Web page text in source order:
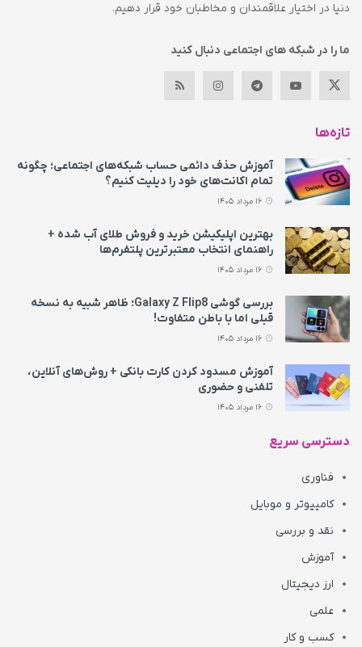
دنیا در اختیار علاقمندان و مخاطبان خود قرار دهیم.
ما را در شبکه های اجتماعی دنبال کنید
تازه‌ها
آموزش حذف دائمی حساب شبکه‌های اجتماعی؛ چگونه
تمام اکانت‌های خود را دیلیت کنیم؟
بهترین اپلیکیشن خرید و فروش طلای آب شده +
راهنمای انتخاب معتبرترین پلتفرم‌ها
بررسی گوشی Galaxy Z Flip8؛ ظاهر شبیه به نسخه
قبلی اما با باطن متفاوت!
آموزش مسدود کردن کارت بانکی + روش‌های آنلاین،
تلفنی و حضوری
دسترسی سریع
فناوری
کامپیوتر و موبایل
نقد و بررسی
آموزش
ارز دیجیتال
علمی
کسب و کار